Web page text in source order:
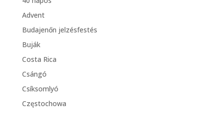
Advent
Budajenőn jelzésfestés
Buják
Costa Rica
Csángó
Csíksomlyó
Częstochowa